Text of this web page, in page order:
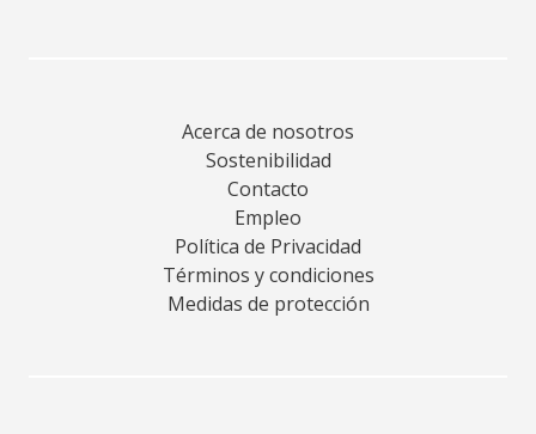
Acerca de nosotros
Sostenibilidad
Contacto
Empleo
Política de Privacidad
Términos y condiciones
Medidas de protección